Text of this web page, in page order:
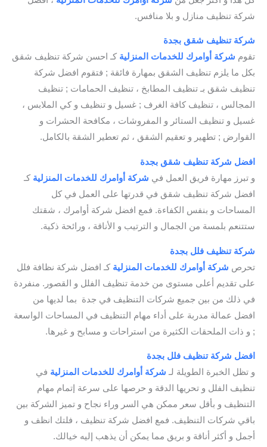
شركة تنظيف منازل و بلا منافس.
شركة تنظيف شقق بجدة
تقوم شركة أوامرك للخدمات المنزلية كـ احسن شركة تنظيف شقق
بكل ما يلزم تنظيف الشقق بمهارة فائقة ; فتقوم افضل شركة
تنظيف شقق بـ تنظيف المطابخ ، تنظيف الحمامات ; تنظيف
المجالس ، تنظيف كافة الغرف ; غسيل و تنظيف و كي الملابس ،
غسيل و تنظيف الستائر و المفروشات ، مكافحة الحشرات و
القوارض ; تطهير و تعقيم الشقق ، ثم تعطير الشقة بالكامل.
افضل شركة تنظيف شقق بجدة
و تبرز مهارة فريق العمل في شركة أوامرك للخدمات المنزلية كـ
افضل شركة تنظيف شقق في قدرتها على العمل في كل
المساحات و بنفس الكفاءة. فمع افضل شركة أوامرك ، شقتك
ستتنعم بلمسة من الجمال و الترتيب و الأناقة ، ورائحة ذكية.
شركة تنظيف فلل بجدة
تحرص شركة أوامرك للخدمات المنزلية كـ افضل شركة نظافة فلل
على تقديم أعلى مستوى من خدمة تنظيف الفلل و القصور. منفردة
في ذلك من بين جميع شركات التنظيف في جدة بما لديها من
افضل عمالة مدربة على أداء مهام التنظيف في المساحات الواسعة
; و ذات الملحقات الكثيرة من استراحات و مسابح و غيرها.
افضل شركة تنظيف فلل بجدة
و تظل الخبرة الطويلة لـ شركة أوامرك للخدمات المنزلية في
تنظيف الفلل و تحريها الدقة و حرصها على سرعة إتمام مهام
التنظيف و بأقل سعر ممكن هي السر وراء نجاح و تميز الشركة بين
باقي شركات التنظيف. فمع افضل شركة تنظيف ، فلتك انظف و
أجمل و أكثر أناقة و بريق مما يمكن أن يذهب إليه خيالك.